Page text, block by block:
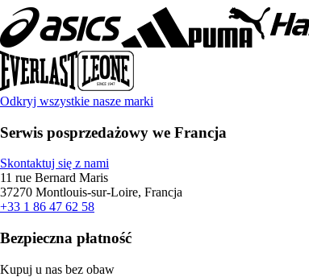
Odkryj wszystkie nasze marki
Serwis posprzedażowy we Francja
Skontaktuj się z nami
11 rue Bernard Maris
37270 Montlouis-sur-Loire, Francja
+33 1 86 47 62 58
Bezpieczna płatność
Kupuj u nas bez obaw